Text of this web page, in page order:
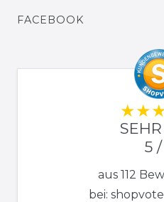
FACEBOOK
5
aus 112
bei: